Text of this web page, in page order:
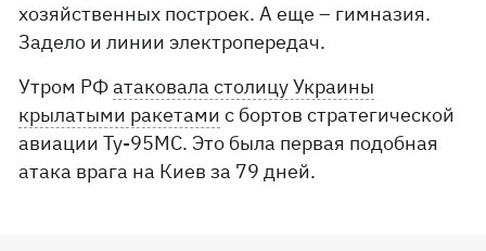
хозяйственных построек. А еще – гимназия.
Задело и линии электропередач.
Утром РФатаковала столицу Украины
крылатыми ракетами с бортов стратегической
авиации Ту-95МС. Это была первая подобная
атака врага на Киев за 79 дней.